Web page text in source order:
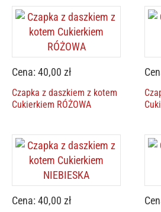
Cena: 40,00 zł
Czapka z daszkiem z kotem
Cukierkiem RÓŻOWA
Cena: 40,00 zł